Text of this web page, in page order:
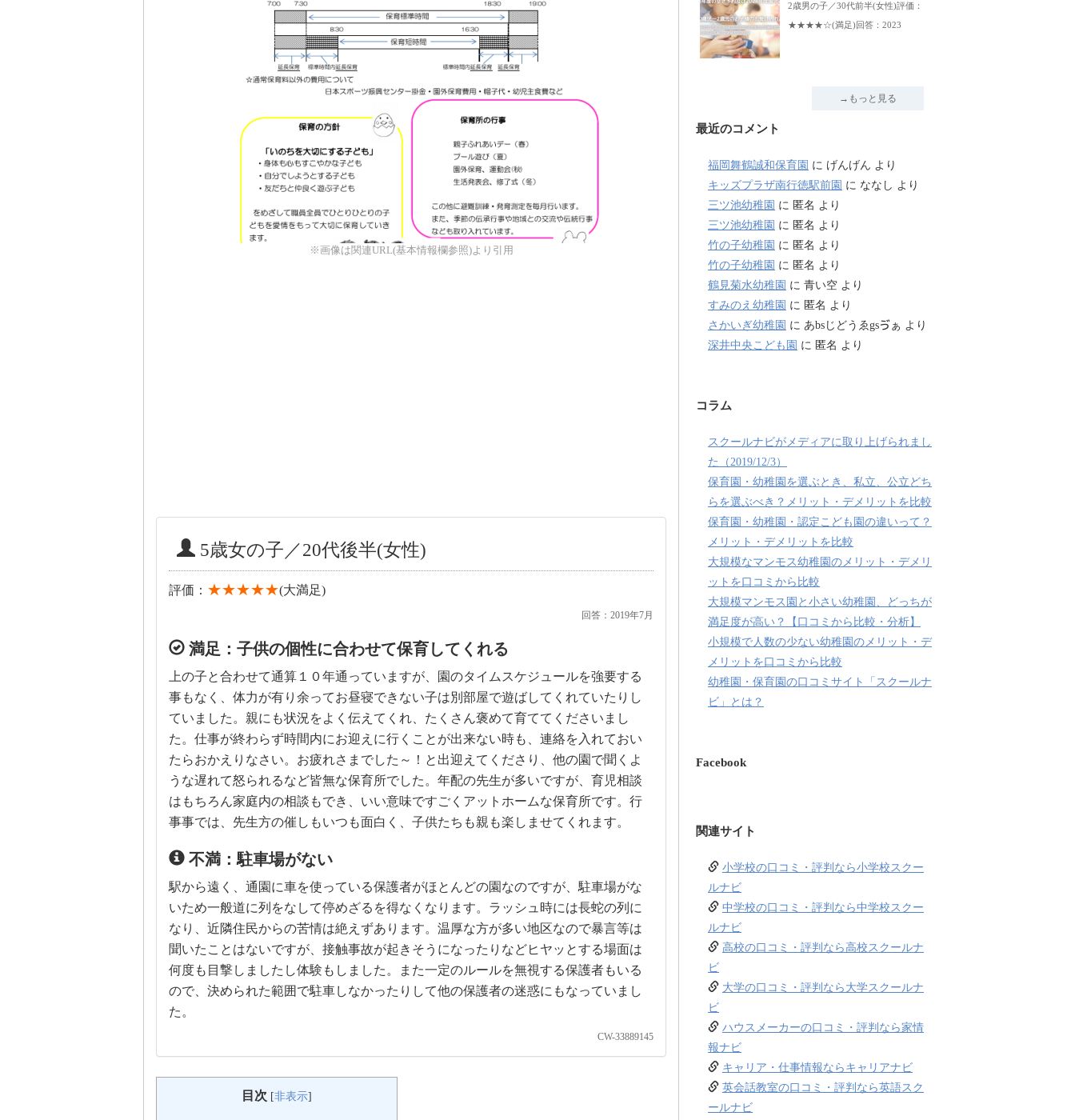
※画像は関連URL(基本情報欄参照)より引用
5歳女の子／20代後半(女性)
評価： ★★★★★(大満足)
回答：2019年7月
満足：子供の個性に合わせて保育してくれる
上の子と合わせて通算１０年通っていますが、園のタイムスケジュールを強要する
事もなく、体力が有り余ってお昼寝できない子は別部屋で遊ばしてくれていたりし
ていました。親にも状況をよく伝えてくれ、たくさん褒めて育ててくださいまし
た。仕事が終わらず時間内にお迎えに行くことが出来ない時も、連絡を入れておい
たらおかえりなさい。お疲れさまでした～！と出迎えてくださり、他の園で聞くよ
うな遅れて怒られるなど皆無な保育所でした。年配の先生が多いですが、育児相談
はもちろん家庭内の相談もでき、いい意味ですごくアットホームな保育所です。行
事事では、先生方の催しもいつも面白く、子供たちも親も楽しませてくれます。
不満：駐車場がない
駅から遠く、通園に車を使っている保護者がほとんどの園なのですが、駐車場がな
いため一般道に列をなして停めざるを得なくなります。ラッシュ時には長蛇の列に
なり、近隣住民からの苦情は絶えずあります。温厚な方が多い地区なので暴言等は
聞いたことはないですが、接触事故が起きそうになったりなどヒヤッとする場面は
何度も目撃しましたし体験もしました。また一定のルールを無視する保護者もいる
ので、決められた範囲で駐車しなかったりして他の保護者の迷惑にもなっていまし
た。
CW-33889145
目次 [非表示]
2歳男の子／30代前半(女性)評価：
★★★★☆(満足)回答：2023
→もっと見る
最近のコメント
福岡舞鶴誠和保育園 に げんげん より
キッズプラザ南行徳駅前園 に ななし より
三ツ池幼稚園 に 匿名 より
三ツ池幼稚園 に 匿名 より
竹の子幼稚園 に 匿名 より
竹の子幼稚園 に 匿名 より
鶴見菊水幼稚園 に 青い空 より
すみのえ幼稚園 に 匿名 より
さかいぎ幼稚園 に あbsじどうゑgsゔぁ より
深井中央こども園 に 匿名 より
コラム
スクールナビがメディアに取り上げられまし
た（2019/12/3）
保育園・幼稚園を選ぶとき、私立、公立どち
らを選ぶべき？メリット・デメリットを比較
保育園・幼稚園・認定こども園の違いって？
メリット・デメリットを比較
大規模なマンモス幼稚園のメリット・デメリ
ットを口コミから比較
大規模マンモス園と小さい幼稚園、どっちが
満足度が高い？【口コミから比較・分析】
小規模で人数の少ない幼稚園のメリット・デ
メリットを口コミから比較
幼稚園・保育園の口コミサイト「スクールナ
ビ」とは？
Facebook
関連サイト
小学校の口コミ・評判なら小学校スクー
ルナビ
中学校の口コミ・評判なら中学校スクー
ルナビ
高校の口コミ・評判なら高校スクールナ
ビ
大学の口コミ・評判なら大学スクールナ
ビ
ハウスメーカーの口コミ・評判なら家情
報ナビ
キャリア・仕事情報ならキャリアナビ
英会話教室の口コミ・評判なら英語スク
ールナビ